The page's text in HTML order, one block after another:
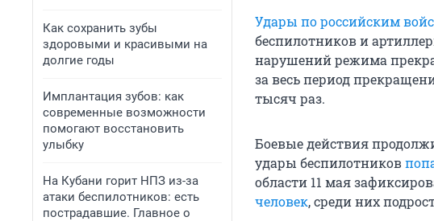
Как сохранить зубы
здоровыми и красивыми на
долгие годы
Имплантация зубов: как
современные возможности
помогают восстановить
улыбку
На Кубани горит НПЗ из-за
атаки беспилотников: есть
пострадавшие. Главное о
Удары по российским
беспилотников и
нарушений режима
за весь период
тысяч раз.
Боевые действия
удары беспилотников
области 11 мая
человек, среди них